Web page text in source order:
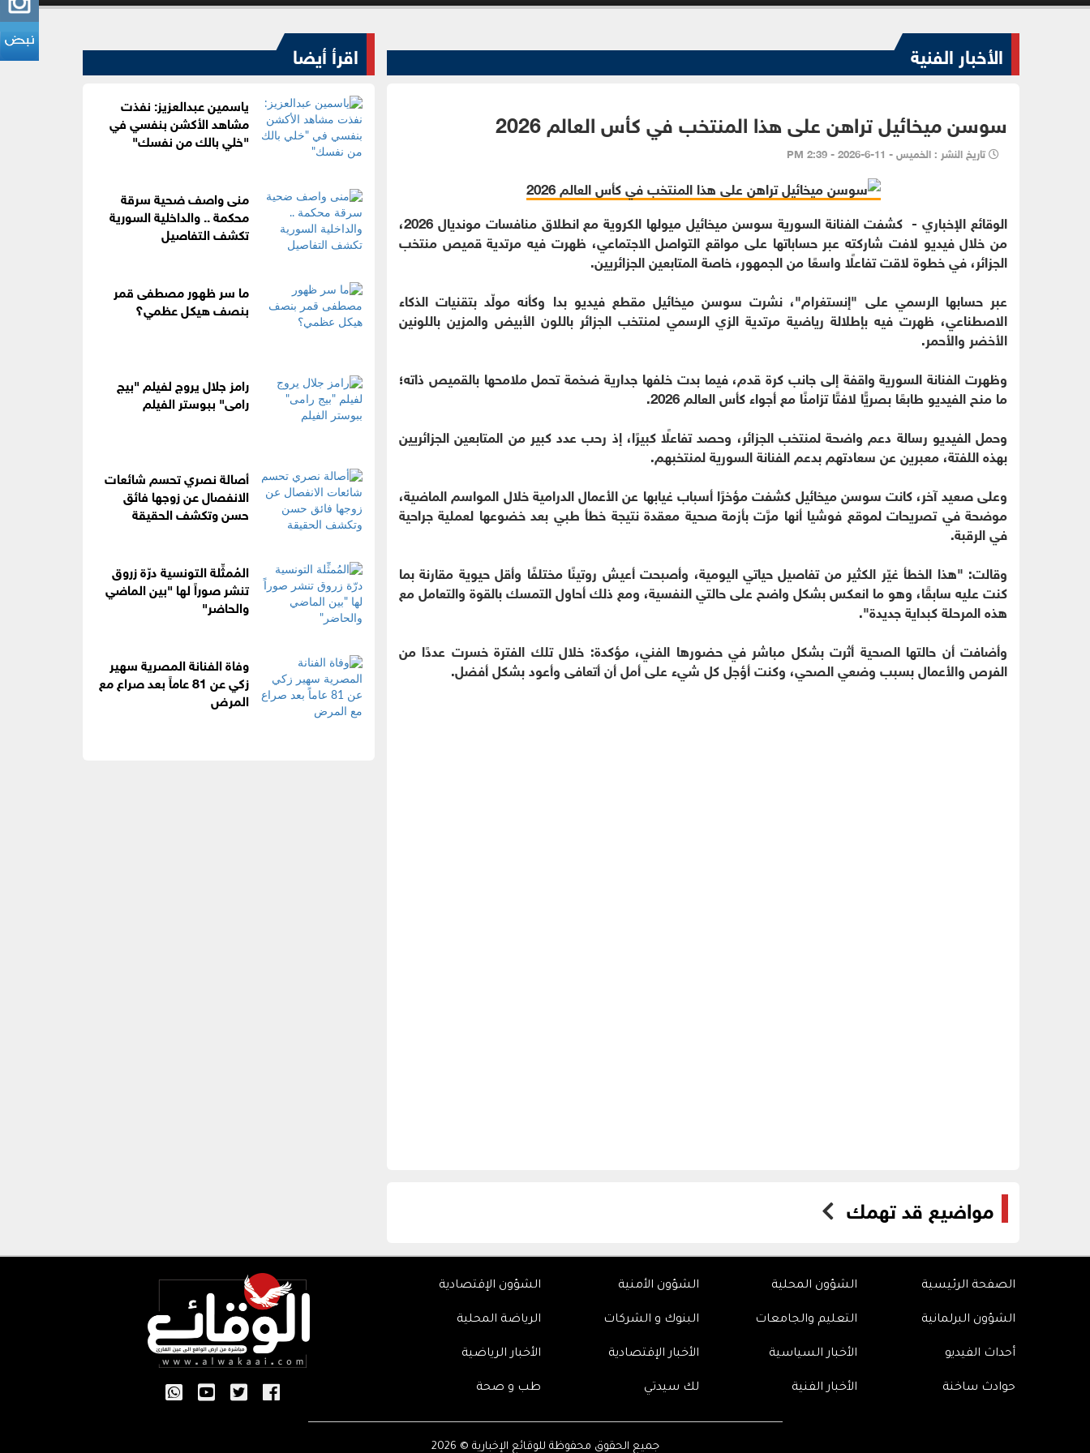
الأخبار الفنية
سوسن ميخائيل تراهن على هذا المنتخب في كأس العالم 2026
تاريخ النشر : الخميس - 11-6-2026 - 2:39 PM
الوقائع الإخباري - كشفت الفنانة السورية سوسن ميخائيل ميولها الكروية مع انطلاق منافسات مونديال 2026،
من خلال فيديو لافت شاركته عبر حساباتها على مواقع التواصل الاجتماعي، ظهرت فيه مرتدية قميص منتخب
الجزائر، في خطوة لاقت تفاعلًا واسعًا من الجمهور، خاصة المتابعين الجزائريين.
عبر حسابها الرسمي على "إنستغرام"، نشرت سوسن ميخائيل مقطع فيديو بدا وكأنه مولّد بتقنيات الذكاء
الاصطناعي، ظهرت فيه بإطلالة رياضية مرتدية الزي الرسمي لمنتخب الجزائر باللون الأبيض والمزين باللونين
الأخضر والأحمر.
وظهرت الفنانة السورية واقفة إلى جانب كرة قدم، فيما بدت خلفها جدارية ضخمة تحمل ملامحها بالقميص ذاته؛
ما منح الفيديو طابعًا بصريًّا لافتًا تزامنًا مع أجواء كأس العالم 2026.
وحمل الفيديو رسالة دعم واضحة لمنتخب الجزائر، وحصد تفاعلًا كبيرًا، إذ رحب عدد كبير من المتابعين الجزائريين
بهذه اللفتة، معبرين عن سعادتهم بدعم الفنانة السورية لمنتخبهم.
وعلى صعيد آخر، كانت سوسن ميخائيل كشفت مؤخرًا أسباب غيابها عن الأعمال الدرامية خلال المواسم الماضية،
موضحة في تصريحات لموقع فوشيا أنها مرَّت بأزمة صحية معقدة نتيجة خطأ طبي بعد خضوعها لعملية جراحية
في الرقبة.
وقالت: "هذا الخطأ غيّر الكثير من تفاصيل حياتي اليومية، وأصبحت أعيش روتينًا مختلفًا وأقل حيوية مقارنة بما
كنت عليه سابقًا، وهو ما انعكس بشكل واضح على حالتي النفسية، ومع ذلك أحاول التمسك بالقوة والتعامل مع
هذه المرحلة كبداية جديدة".
وأضافت أن حالتها الصحية أثرت بشكل مباشر في حضورها الفني، مؤكدة: خلال تلك الفترة خسرت عددًا من
الفرص والأعمال بسبب وضعي الصحي، وكنت أؤجل كل شيء على أمل أن أتعافى وأعود بشكل أفضل.
مواضيع قد تهمك
اقرأ أيضا
ياسمين عبدالعزيز: نفذت
مشاهد الأكشن بنفسي في
"خلي بالك من نفسك"
منى واصف ضحية سرقة
محكمة .. والداخلية السورية
تكشف التفاصيل
ما سر ظهور مصطفى قمر
بنصف هيكل عظمي؟
رامز جلال يروج لفيلم "بيج
رامى" ببوستر الفيلم
أصالة نصري تحسم شائعات
الانفصال عن زوجها فائق
حسن وتكشف الحقيقة
المُمثِّلة التونسية درّة زروق
تنشر صوراً لها "بين الماضي
والحاضر"
وفاة الفنانة المصرية سهير
زكي عن 81 عاماً بعد صراع مع
المرض
الصفحة الرئيسية الشؤون المحلية الشؤون الأمنية الشؤون الإقتصادية
الشؤون البرلمانية التعليم والجامعات البنوك و الشركات الرياضة المحلية
أحداث الفيديو الأخبار السياسية الأخبار الإقتصادية الأخبار الرياضية
حوادث ساخنة الأخبار الفنية لك سيدتي طب و صحة
جميع الحقوق محفوظة للوقائع الإخبارية © 2026